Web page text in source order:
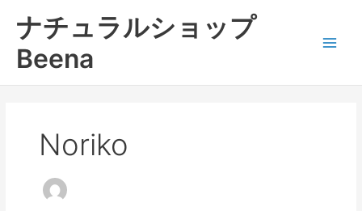
ナチュラルショップ
Beena
Noriko